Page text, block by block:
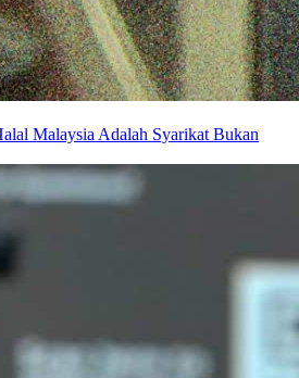
Malaysia Adalah Syarikat Bukan